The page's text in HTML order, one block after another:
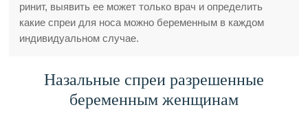
ринит, выявить ее может только врач и определить
какие спреи для носа можно беременным в каждом
индивидуальном случае.
Назальные спреи разрешенные
беременным женщинам